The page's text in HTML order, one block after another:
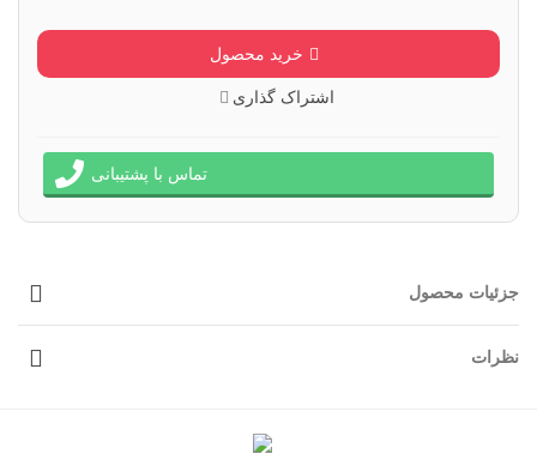
خرید محصول
اشتراک گذاری
تماس با پشتیبانی
جزئیات محصول
نظرات